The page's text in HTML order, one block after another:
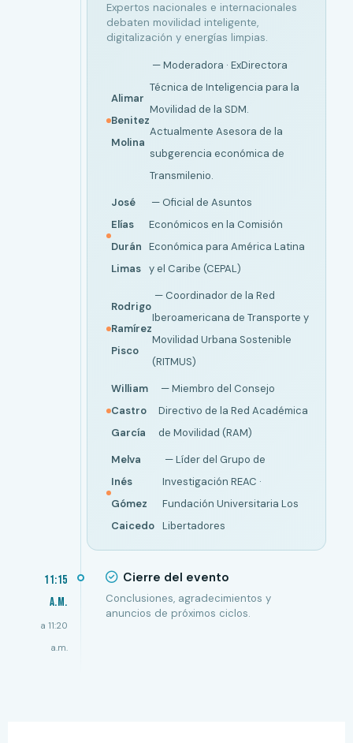
Expertos nacionales e internacionales
debaten movilidad inteligente,
digitalización y energías limpias.
Alimar
Benitez
Molina
— Moderadora · ExDirectora
Técnica de Inteligencia para la
Movilidad de la SDM.
Actualmente Asesora de la
subgerencia económica de
Transmilenio.
José
Elías
Durán
Limas
— Oficial de Asuntos
Económicos en la Comisión
Económica para América Latina
y el Caribe (CEPAL)
Rodrigo
Ramírez
Pisco
— Coordinador de la Red
Iberoamericana de Transporte y
Movilidad Urbana Sostenible
(RITMUS)
William
Castro
García
— Miembro del Consejo
Directivo de la Red Académica
de Movilidad (RAM)
Melva
Inés
Gómez
Caicedo
— Líder del Grupo de
Investigación REAC ·
Fundación Universitaria Los
Libertadores
11:15
a.m.
a 11:20
a.m.
Cierre del evento
Conclusiones, agradecimientos y
anuncios de próximos ciclos.